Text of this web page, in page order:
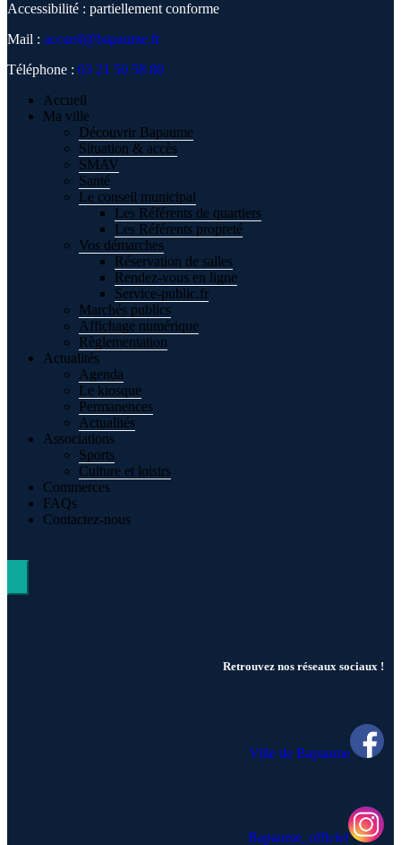
Accessibilité : partiellement conforme
Mail : accueil@bapaume.fr
Téléphone : 03 21 50 58 80
Accueil
Ma ville
Découvrir Bapaume
Situation & accès
SMAV
Santé
Le conseil municipal
Les Référents de quartiers
Les Référents propreté
Vos démarches
Réservation de salles
Rendez-vous en ligne
Service-public.fr
Marchés publics
Affichage numérique
Règlementation
Actualités
Agenda
Le kiosque
Permanences
Actualités
Associations
Sports
Culture et loisirs
Commerces
FAQs
Contactez-nous
Retrouvez nos réseaux sociaux !
Ville de Bapaume
Bapaume_officiel